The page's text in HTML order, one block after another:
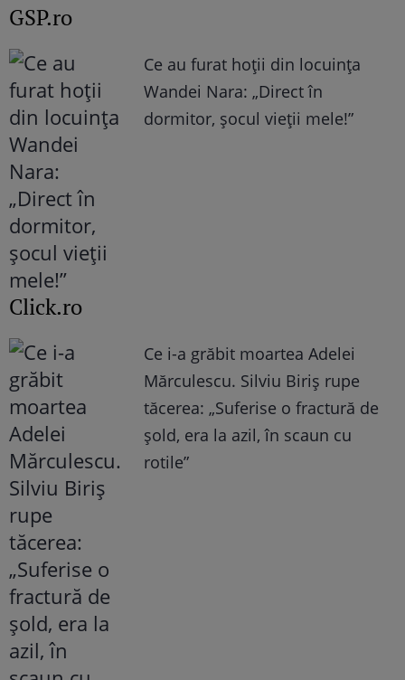
GSP.ro
Ce au furat hoții din locuința
Wandei Nara: „Direct în
dormitor, șocul vieții mele!”
Click.ro
Ce i-a grăbit moartea Adelei
Mărculescu. Silviu Biriș rupe
tăcerea: „Suferise o fractură de
șold, era la azil, în scaun cu
rotile”